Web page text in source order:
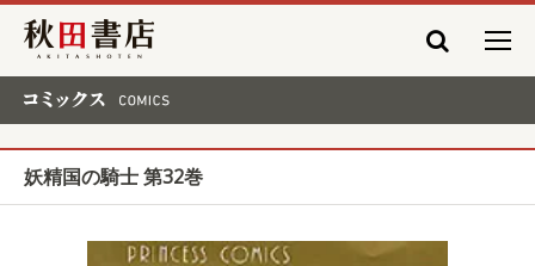
秋田書店
妖精国の騎士 第32巻